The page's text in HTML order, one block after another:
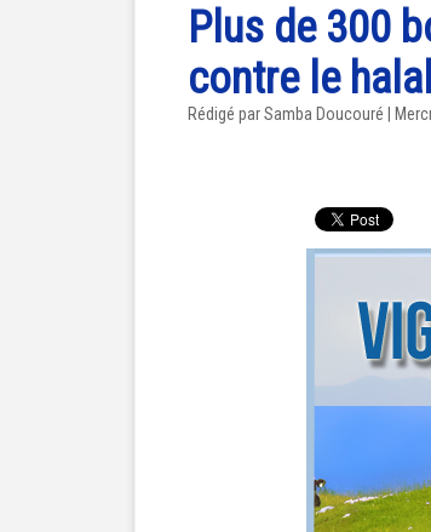
Plus de 300
contre le halal
Rédigé parSamba Doucouré |